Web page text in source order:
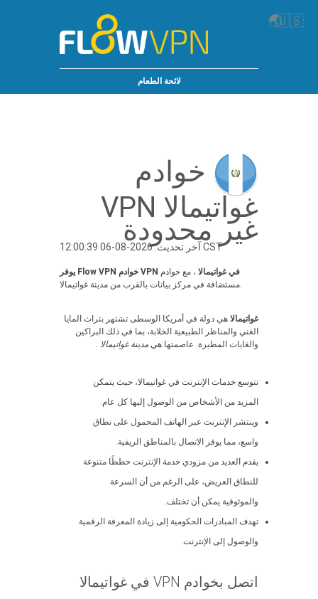
🌏🇺🇸
لائحة الطعام
خوادم
غواتيمالا VPN
غير محدودة
آخر تحديث: 2026-08-06 12:00:39 CST
يوفر Flow VPN خوادم VPN في غواتيمالا ، مع خوادم
مستضافة في مركز بيانات بالقرب من مدينة غواتيمالا.
غواتيمالا هي دولة في أمريكا الوسطى تشتهر بتراث المايا
الغني والمناظر الطبيعية الخلابة، بما في ذلك البراكين
والغابات المطيرة. عاصمتها هي مدينة غواتيمالا .
تتوسع خدمات الإنترنت في غواتيمالا، حيث يتمكن
المزيد من الأشخاص من الوصول إليها كل عام.
وينتشر الإنترنت عبر الهاتف المحمول على نطاق
واسع، مما يوفر الاتصال بالمناطق الريفية.
يقدم العديد من مزودي خدمة الإنترنت خططًا متنوعة
للنطاق العريض، على الرغم من أن السرعة
والموثوقية يمكن أن تختلف.
تهدف المبادرات الحكومية إلى زيادة المعرفة الرقمية
والوصول إلى الإنترنت.
اتصل بخوادم VPN في غواتيمالا